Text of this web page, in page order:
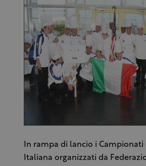
In rampa di lancio i Campionati
Italiana organizzati da